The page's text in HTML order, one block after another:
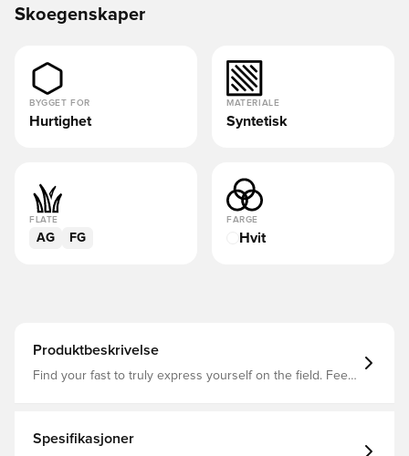
Skoegenskaper
BYGGET FOR
Hurtighet
MATERIALE
Syntetisk
FLATE
AG FG
FARGE
Hvit
Produktbeskrivelse
Find your fast to truly express yourself on the field. Feel
an adaptive laceless collar for solid lockdown and clean
striking. A lightweight Sprintplate outsole delivers serious
Spesifikasjoner